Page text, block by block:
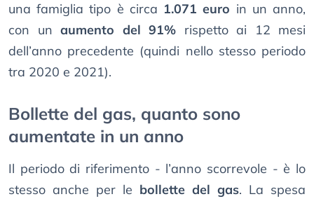
una famiglia tipo è circa 1.071 euro in un anno,
con un aumento del 91% rispetto ai 12 mesi
dell’anno precedente (quindi nello stesso periodo
tra 2020 e 2021).
Bollette del gas, quanto sono
aumentate in un anno
Il periodo di riferimento - l’anno scorrevole - è lo
stesso anche per le bollette del gas. La spesa